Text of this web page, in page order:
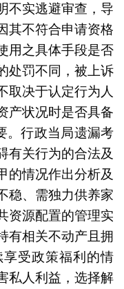
不实逃避审查，导
其不符合申请资格
用之具体手段是否
处罚不同，被上诉
取决于认定行为人
产状况时是否具备
。行政当局遗漏考
有关行为的合法及
的情况作出分析及
稳、需独力供养家
资源配置的管理实
有相关不动产且拥
受政策福利的情
私人利益，选择解